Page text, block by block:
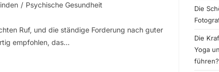
/ Psychische Gesundheit
Ruf, und die ständige Forderung nach guter
empfohlen, das…
Die
Die
Yoga
führen?